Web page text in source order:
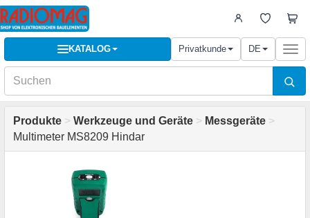
KATALOG Privatkunde DE
Produkte > Werkzeuge und Geräte > Messgeräte >
Multimeter MS8209 Hindar